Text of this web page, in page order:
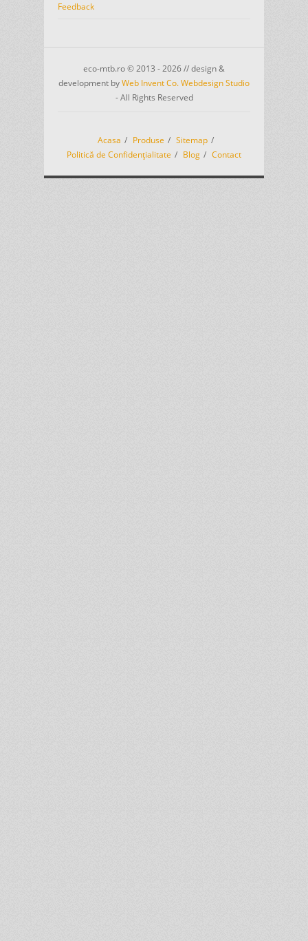
Feedback
eco-mtb.ro © 2013 - 2026 // design &
development byWeb Invent Co. Webdesign Studio
- All Rights Reserved
Acasa Produse
Sitemap
Politică de Confidențialitate
Blog Contact